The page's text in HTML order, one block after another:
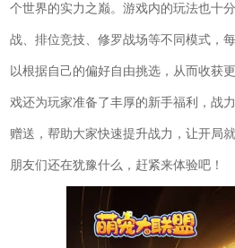
个世界的实力之巅。游戏内的玩法也十
战、排位竞技、修罗战场等不同模式，
以根据自己的偏好自由挑选，从而收获
戏还为玩家准备了丰厚的新手福利，战
赠送，帮助大家快速提升战力，让开局
朋友们还在犹豫什么，赶紧来体验吧！